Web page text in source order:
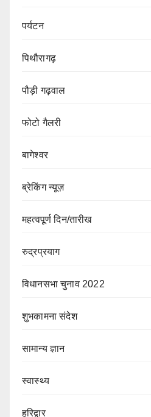
पर्यटन
पिथौरागढ़
पौड़ी गढ़वाल
फोटो गैलरी
बागेश्वर
ब्रेकिंग न्यूज़
महत्वपूर्ण दिन/तारीख
रुद्रप्रयाग
विधानसभा चुनाव 2022
शुभकामना संदेश
सामान्य ज्ञान
स्वास्थ्य
हरिद्वार